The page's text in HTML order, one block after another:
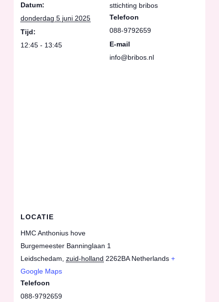
Datum:
donderdag 5 juni 2025
Tijd:
12:45 - 13:45
sttichting bribos
Telefoon
088-9792659
E-mail
info@bribos.nl
LOCATIE
HMC Anthonius hove
Burgemeester Banninglaan 1
Leidschedam zuid-holland 2262BA Netherlands +
Google Maps
Telefoon
088-9792659